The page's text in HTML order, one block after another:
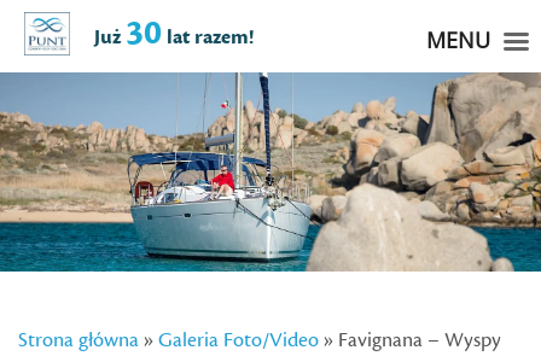
Strona główna»Galeria Foto/Video» Favignana – Wyspy
Już30 lat razem! MENU